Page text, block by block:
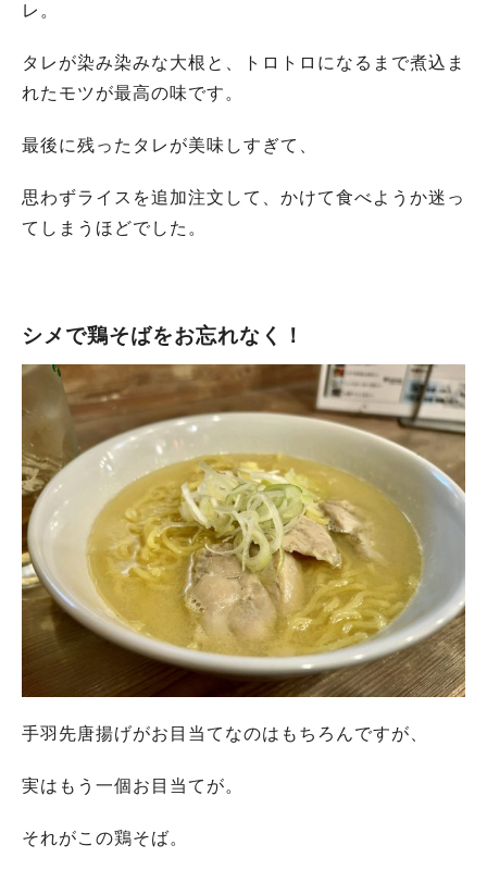
レ。
タレが染み染みな大根と、トロトロになるまで煮込ま
れたモツが最高の味です。
最後に残ったタレが美味しすぎて、
思わずライスを追加注文して、かけて食べようか迷っ
てしまうほどでした。
シメで鶏そばをお忘れなく！
手羽先唐揚げがお目当てなのはもちろんですが、
実はもう一個お目当てが。
それがこの鶏そば。